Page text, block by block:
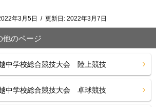
年3月5日 / 更新日: 2022年3月7日
他のページ
中学校総合競技大会 陸上競技
中学校総合競技大会 卓球競技